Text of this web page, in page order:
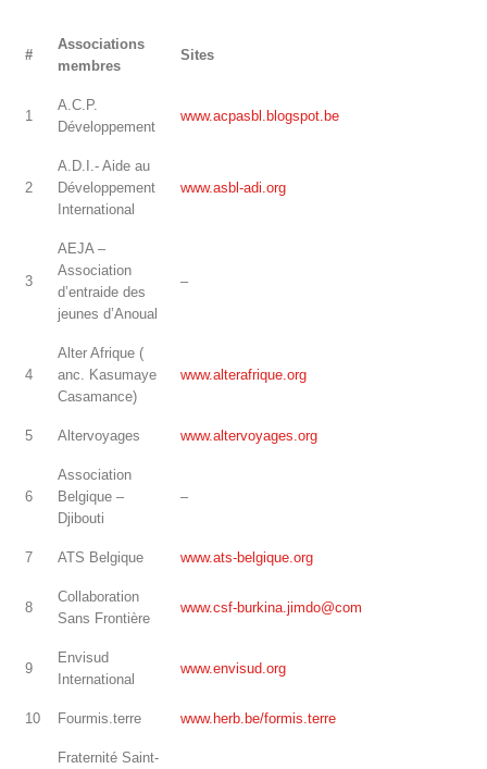
#
Associations
membres
Sites
1
A.C.P.
Développement
www.acpasbl.blogspot.be
2
A.D.I.- Aide au
Développement
International
www.asbl-adi.org
3
AEJA –
Association
d’entraide des
jeunes d’Anoual
–
4
Alter Afrique (
anc. Kasumaye
Casamance)
www.alterafrique.org
5 Altervoyages www.altervoyages.org
6
Association
Belgique –
Djibouti
–
7 ATS Belgique www.ats-belgique.org
8
Collaboration
Sans Frontière
www.csf-burkina.jimdo@com
9
Envisud
International
www.envisud.org
10 Fourmis.terre www.herb.be/formis.terre
Fraternité Saint-